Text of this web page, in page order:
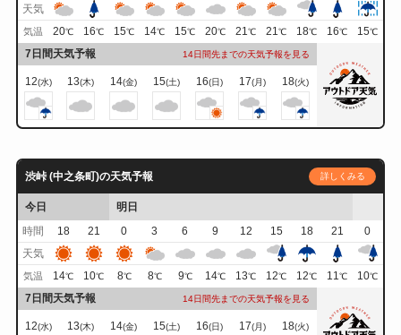
天気
気温 20℃ 16℃ 15℃ 14℃ 15℃ 20℃ 21℃ 21℃ 18℃ 16℃ 15℃
7日間天気予報 14日間先までの天気予報を見る
12(水) 13(木) 14(金) 15(土) 16(日) 17(月) 18(火)
渋峠 (中之条町)の天気予報 詳しくみる
今日
明日
時間
18 21 0 3 6 9 12 15 18 21
0
天気
気温 14℃ 10℃ 8℃ 8℃ 9℃ 14℃ 13℃ 12℃ 12℃ 11℃ 10℃
7日間天気予報 14日間先までの天気予報を見る
12(水) 13(木) 14(金) 15(土) 16(日) 17(月) 18(火)